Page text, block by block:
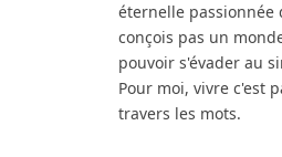
éternelle passionnée
conçois pas un
pouvoir s'évader au
Pour moi, vivre c'est
travers les mots.